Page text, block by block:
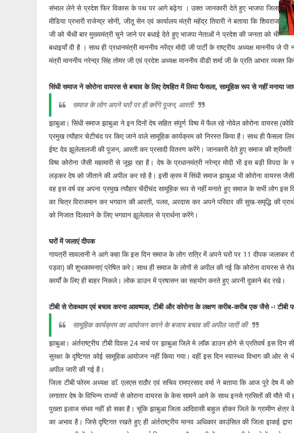
संभाल लेने से प्रदेश फिर विकास के पथ पर आगे बढ़ेगा । उक्त जानकारी देते हुए भाजपा जिला
मीडिया प्रभारी राजेन्द्र सोनी, जीतू सेन एवं कार्यालय मंत्री महेंद्र तिवारी ने बताया कि शिवराज
जी को चैथी बार मुख्यमंत्री चुने जाने पर बधाई देते हुए भाजपा नेताओं ने प्रदेश की जनता को भी
बधाइयाँ दी है । साथ ही प्रधानमंत्री माननीय नरेंद्र मोदी जी पार्टी के राष्ट्रीय अध्यक्ष माननीय जे
मंत्री माननीय नरेन्द्र सिंह तोमर जी एवं प्रदेश अध्यक्ष माननीय वीडी शर्मा जी के प्रति आभार व्यक्त
सिंधी समाज ने कोरोना वायरस से बचाव के लिए देषहित में लिया फैसला, सामूहिक रूप से नहीं मनाया
समाज के लोग अपने घरों पर ही करेंगे पूजन, आरती
झाबुआ। सिंधी समाज झाबुआ ने इन दिनों देष सहित संपूर्ण विष्व में फैल रहे नोवेल कोरोना वायरस
प्रमुख त्यौहार चेटीचंद पर किए जाने वाले सामूहिक कार्यक्रम को निरस्त किया है। साथ ही फैसला
ईष्ट देव झूलेलालजी की पूजन, आरती कर प्रसादी वितरण करेंगे। जानकारी देते हुए समाज की श्रीमती
विष्व कोरोना जैसी महामारी से जूझ रहा है। देष के प्रधानमंत्री नरेन्द्र मोदी भी इस बड़ी
लड़कर देष को जीताने की अपील कर रहे है। इसी क्रम में सिंधी समाज झाबुआ भी कोरोना वायरस जैसी
वह इस वर्ष वह अपना प्रमुख त्यौहार चेंदीचंद सामूहिक रूप से नहीं मनाते हुए समाज के सभी लोग इस
का चित्र विराजमान कर भगवान की आरती, पलव, अरदास कर अपने परिवार की सुख-समृद्धि की
को निजात दिलवाने के लिए भगवान झूलेलाल से प्रार्थना करेंगे।
घरों में जलाएं दीपक
गायत्री सावलानी ने आगे कहा कि इस दिन समाज के लोग रात्रि में अपने घरों पर 11 दीपक जलाकर
पड़वा) की शुभकामनाएं प्रेषित करे। साथ ही समाज के लोगों से अपील की गई कि कोरोना वायरस से
कार्यों के लिए ही बाहर निकले। लोक डाउन में प्रषासन का सहयोग करते हुए अपनी दुकाने बंद रखे।
टीबी से रोकथाम एवं बचाव करना आवष्यक, टीबी और कोरोना के लक्षण करीब-करीब एक जैसे -ः टीबी
सामूहिक कार्यक्रम का आयोजन करने के बजाय बचाव की अपील जारी की
झाबुआ। अंर्तराष्ट्रीय टीबी दिवस 24 मार्च पर झाबुआ जिले मे लाॅक डाउन होने से प्रतिवर्ष इस दिन
सुरक्षा के दृष्टिगत कोई सामूहिक आयोजन नहीं किया गया। वहीं इस दिन स्वास्थ्य विभाग की ओर
अपील जारी की गई है।
जिला टीबी फोरम अध्यक्ष डाॅ. एलएस राठौर एवं सचिव रामप्रसाद वर्मा ने बताया कि आज पूरे देष में
लगातार देष के विभिन्न राज्यों से कोराना वायरस के केस सामने आने के साथ इनसे ग्रसितों की मौते भी
पुख्ता इलाज संभव नहीं हो सका है। चूंकि झाबुआ जिला आदिवासी बाहुल होकर जिले के ग्रामीण
का अभाव है। जिसे दृष्टिगत रखते हुए ही अंर्तराष्ट्रीय मानव अधिकार काउंसिल की जिला इाकई